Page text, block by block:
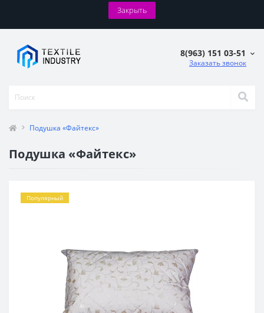
Закрыть
8(963) 151 03-51
Заказать звонок
Подушка «Файтекс»
Подушка «Файтекс»
Популярный